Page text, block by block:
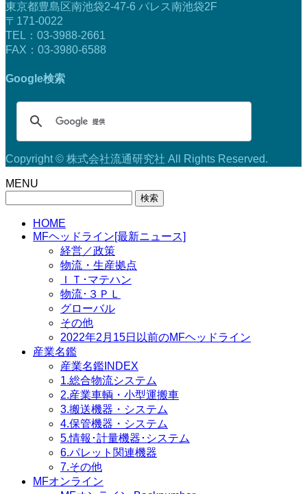
東京都豊島区南池袋2-47-6 パレス南池袋2F
〒171-0022
TEL：03-3988-2661
FAX：03-3980-6588
Google検索
Copyright © 株式会社流通研究社 All Rights Reserved.
MENU
HOME
MFヘッドライン[最新ニュース]
経営／政策
物流・生産拠点
ＩＴ･マテハン
物流･３ＰＬ
グローバル
その他
2022年2月15日以前のMFヘッドライン
産業名鑑
産業名鑑INDEX
1.総合物流システム
2.産業車輌・小型運搬車
3.搬送機器・システム
4.保管機器・システム
5.情報･計量機器･システム
6.パレット関連機器
7.その他
MFオンライン